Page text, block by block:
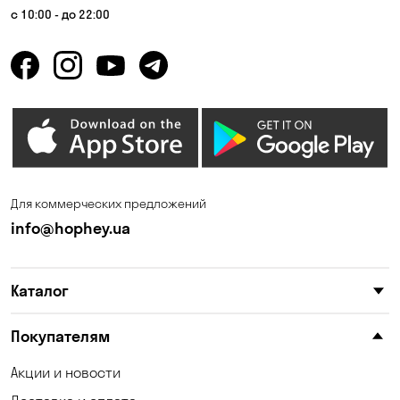
Гостомель
Зазимье Запорожье
Каменные Потоки
Клинцы
Корсунцы
с 10:00 - до 22:00
Для коммерческих предложений
info@hophey.ua
Каталог
Покупателям
Акции и новости